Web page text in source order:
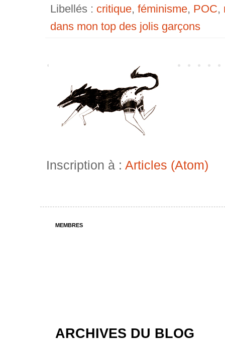
Libellés : critique, féminisme, POC,
dans mon top des jolis garçons
Inscription à : Articles (Atom)
MEMBRES
ARCHIVES DU BLOG